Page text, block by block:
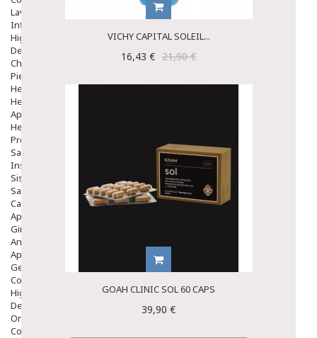
Lavado Ojos
Inflamación Del Oido (otitis)
Higiene Oido
Deshabituación Tabaquismo
Chicles
Piel
Herpes Y Hongos
Heridas Y úlceras
Aparato Genital
Hemorroides
Protectores Y Emolientes
Salud
Insomnio
Sistema Nervioso
Salud Bucodental
Capilar
Apósitos
Ginecología
Anticonceptivos
Aparato Genital
Gente Mayor
Cosmética
Higiene
Dentales
Ortopedia
Complementos Nutricionales.
VICHY CAPITAL SOLEIL...
16,43 € 21,90 €
GOAH CLINIC SOL 60 CAPS
39,90 €